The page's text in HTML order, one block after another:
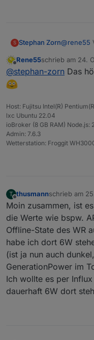
S Stephan Zorn@rene55
6:00 Uhr
Offline
Rene55schrieb am 24.
zuletzt editiert
@stephan-zorn Das
Host: Fujitsu Intel(R)
lxc Ubuntu 22.04
ioBroker (8 GB RAM) Node.js:
Admin: 7.6.3
Wetterstation: Froggit
T
Offline
thusmannschrieb am
zuletzt
Moin zusammen, ist
die Werte wie bspw.
Offline-State des WR
habe ich dort 6W
(ist ja nun auch
GenerationPower im
Ich wollte es per
dauerhaft 6W dort